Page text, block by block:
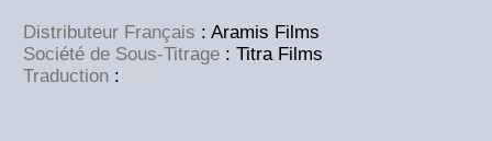
Distributeur Français : Aramis Films
Société de Sous-Titrage : Titra Films
Traduction :